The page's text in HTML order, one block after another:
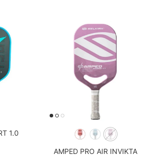
1.0
prijs
AMPED PRO AIR INVIKTA